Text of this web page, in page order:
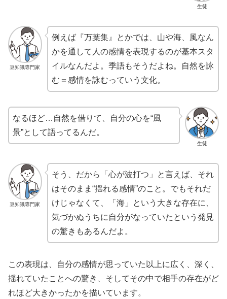
生徒
豆知識専門家
例えば『万葉集』とかでは、山や海、風なん
かを通して人の感情を表現するのが基本スタ
イルなんだよ。季語もそうだよね。自然を詠
む＝感情を詠むっていう文化。
生徒
なるほど…自然を借りて、自分の心を“風
景”として語ってるんだ。
豆知識専門家
そう、だから「心が波打つ」と言えば、それ
はそのまま“揺れる感情”のこと。でもそれだ
けじゃなくて、「海」という大きな存在に、
気づかぬうちに自分がなっていたという発見
の驚きもあるんだよ。
この表現は、自分の感情が思っていた以上に広く、深く、
揺れていたことへの驚き、そしてその中で相手の存在がど
れほど大きかったかを描いています。